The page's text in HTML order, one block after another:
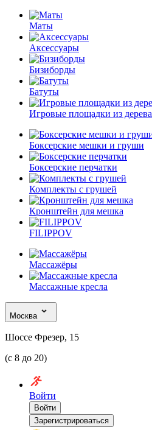
Маты
Аксессуары
Бизиборды
Батуты
Игровые площадки из дерева
Боксерские мешки и груши
Боксерские перчатки
Комплекты с грушей
Кронштейн для мешка
FILIPPOV
Массажёры
Массажные кресла
Москва
Шоссе Фрезер, 15
(с 8 до 20)
Войти
Войти
Зарегистрироваться